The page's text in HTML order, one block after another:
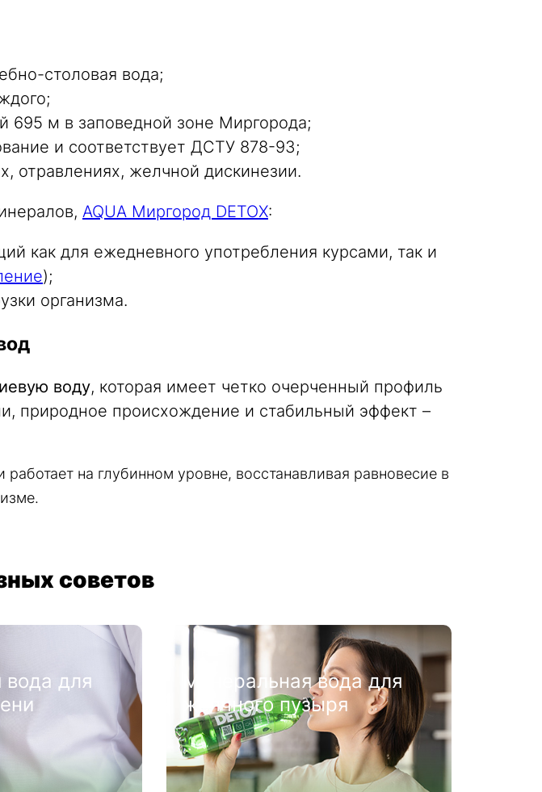
столовая вода;
695 м в заповедной зоне Миргорода;
и соответствует ДСТУ 878-93;
отравлениях, желчной дискинезии.
AQUA Миргород DETOX:
как для ежедневного употребления курсами, так и
);
организма.
воду, которая имеет четко очерченный профиль
природное происхождение и стабильный эффект –
на глубинном уровне, восстанавливая равновесие в
советов
Минеральная вода для
почек